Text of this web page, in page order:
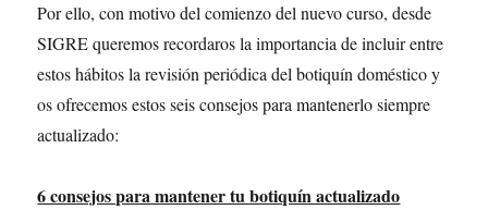
Por ello, con motivo del comienzo del nuevo curso, desde
SIGRE queremos recordaros la importancia de incluir entre
estos hábitos la revisión periódica del botiquín doméstico y
os ofrecemos estos seis consejos para mantenerlo siempre
actualizado:
6 consejos para mantener tu botiquín actualizado